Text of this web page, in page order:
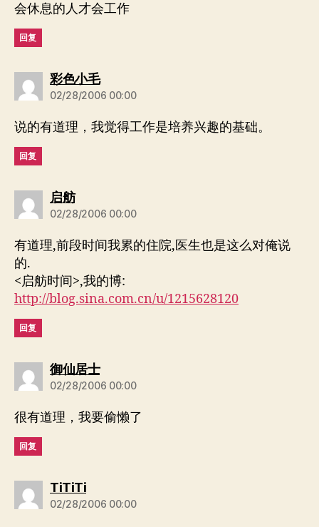
会休息的人才会工作
回复
彩色小毛说：
02/28/2006 00:00
说的有道理，我觉得工作是培养兴趣的基础。
回复
启舫说：
02/28/2006 00:00
有道理,前段时间我累的住院,医生也是这么对俺说
的.
<启舫时间>,我的博:
http://blog.sina.com.cn/u/1215628120
回复
御仙居士说：
02/28/2006 00:00
很有道理，我要偷懒了
回复
TiTiTi说：
02/28/2006 00:00